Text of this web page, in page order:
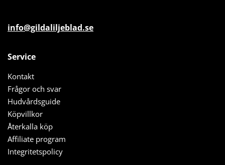
info@gildaliljeblad.se
Service
Kontakt
Frågor och svar
Hudvårdsguide
Köpvillkor
Återkalla köp
Affiliate program
Integritetspolicy